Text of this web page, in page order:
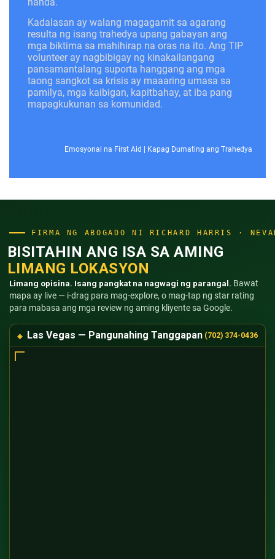
Kadalasan ay walang magagamit sa agarang
resulta ng isang trahedya upang gabayan ang
mga biktima sa mahihirap na oras na ito. Ang TIP
volunteer ay nagbibigay ng kinakailangang
pansamantalang suporta hanggang ang mga
taong sangkot sa krisis ay maaaring umasa sa
pamilya, mga kaibigan, kapitbahay, at iba pang
mapagkukunan sa komunidad.
Emosyonal na First Aid | Kapag Dumating ang Trahedya
FIRMA NG ABOGADO NI RICHARD HARRIS ·
BISITAHIN ANG ISA SA AMING
LIMANG LOKASYON
Limang opisina. Isang pangkat na nagwagi ng parangal. Bawat
mapa ay live — i-drag para mag-explore, o mag-tap ng star rating
para mabasa ang mga review ng aming kliyente sa Google.
Las Vegas — Pangunahing Tanggapan (702) 374-0436